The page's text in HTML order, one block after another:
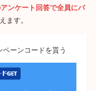
ンケート回答で全員にパ
ます。
ーンコードを貰う